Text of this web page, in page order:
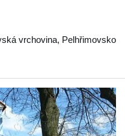
vrchovina, Pelhřimovsko